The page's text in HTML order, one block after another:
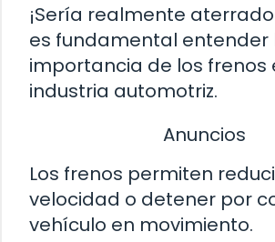
¡Sería realmente
es fundamental entender
importancia de los frenos
industria automotriz.
Anuncios
Los frenos permiten
velocidad o detener por
vehículo en movimiento.